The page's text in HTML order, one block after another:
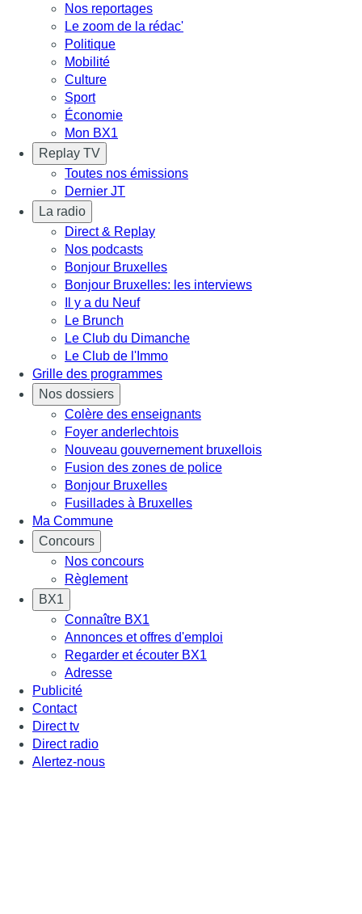
Nos reportages
Le zoom de la rédac'
Politique
Mobilité
Culture
Sport
Économie
Mon BX1
Replay TV
Toutes nos émissions
Dernier JT
La radio
Direct & Replay
Nos podcasts
Bonjour Bruxelles
Bonjour Bruxelles: les interviews
Il y a du Neuf
Le Brunch
Le Club du Dimanche
Le Club de l'Immo
Grille des programmes
Nos dossiers
Colère des enseignants
Foyer anderlechtois
Nouveau gouvernement bruxellois
Fusion des zones de police
Bonjour Bruxelles
Fusillades à Bruxelles
Ma Commune
Concours
Nos concours
Règlement
BX1
Connaître BX1
Annonces et offres d'emploi
Regarder et écouter BX1
Adresse
Publicité
Contact
Direct tv
Direct radio
Alertez-nous